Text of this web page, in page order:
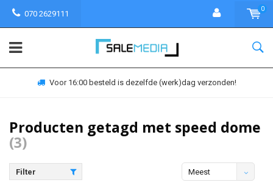
070 2629111
0
Voor 16:00 besteld is dezelfde (werk)dag verzonden!
Producten getagd met speed dome
(3)
Filter
Meest